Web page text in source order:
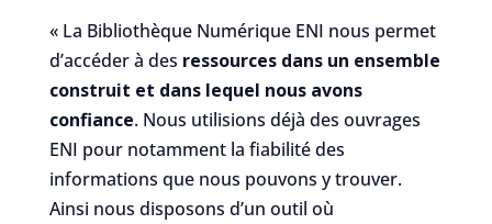
« La Bibliothèque Numérique ENI nous permet
d’accéder à des ressources dans un ensemble
construit et dans lequel nous avons
confiance. Nous utilisions déjà des ouvrages
ENI pour notamment la fiabilité des
informations que nous pouvons y trouver.
Ainsi nous disposons d’un outil où